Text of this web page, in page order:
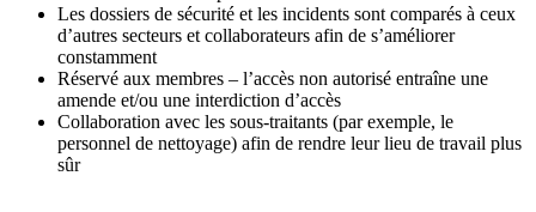
Les dossiers de sécurité et les incidents sont comparés à ceux
d’autres secteurs et collaborateurs afin de s’améliorer
constamment
Réservé aux membres – l’accès non autorisé entraîne une
amende et/ou une interdiction d’accès
Collaboration avec les sous-traitants (par exemple, le
personnel de nettoyage) afin de rendre leur lieu de travail plus
sûr